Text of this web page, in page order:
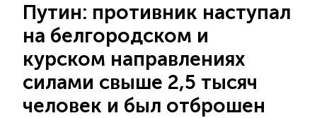
Путин: противник наступал
на белгородском и
курском направлениях
силами свыше 2,5 тысяч
человек и был отброшен